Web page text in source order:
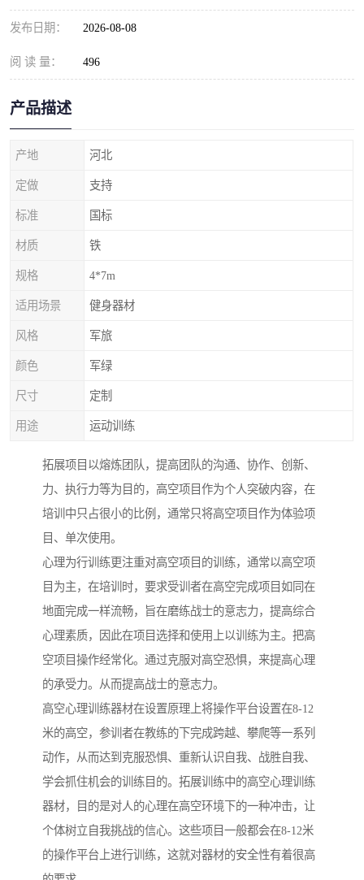
发布日期： 2026-08-08
阅 读 量： 496
产品描述
产地 河北
定做 支持
标准 国标
材质 铁
规格 4*7m
适用场景 健身器材
风格 军旅
颜色 军绿
尺寸 定制
用途 运动训练
拓展项目以熔炼团队，提高团队的沟通、协作、创新、
力、执行力等为目的，高空项目作为个人突破内容，在
培训中只占很小的比例，通常只将高空项目作为体验项
目、单次使用。
心理为行训练更注重对高空项目的训练，通常以高空项
目为主，在培训时，要求受训者在高空完成项目如同在
地面完成一样流畅，旨在磨练战士的意志力，提高综合
心理素质，因此在项目选择和使用上以训练为主。把高
空项目操作经常化。通过克服对高空恐惧，来提高心理
的承受力。从而提高战士的意志力。
高空心理训练器材在设置原理上将操作平台设置在8-12
米的高空，参训者在教练的下完成跨越、攀爬等一系列
动作，从而达到克服恐惧、重新认识自我、战胜自我、
学会抓住机会的训练目的。拓展训练中的高空心理训练
器材，目的是对人的心理在高空环境下的一种冲击，让
个体树立自我挑战的信心。这些项目一般都会在8-12米
的操作平台上进行训练，这就对器材的安全性有着很高